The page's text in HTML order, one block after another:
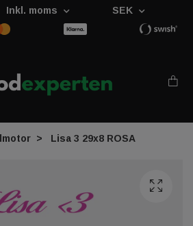
Inkl. moms SEK
Lisa 3 29x8 ROSA